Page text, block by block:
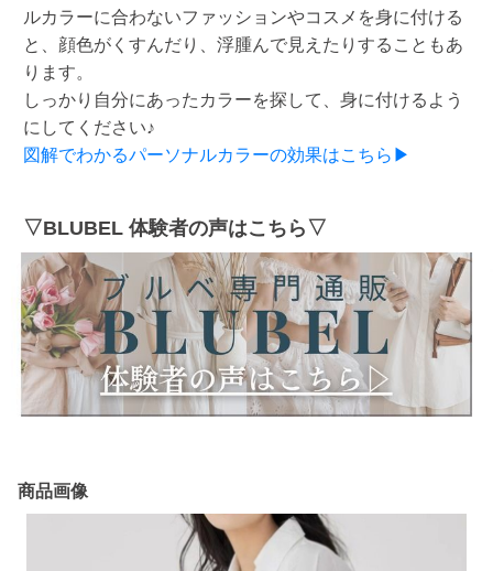
ルカラーに合わないファッションやコスメを身に付ける
と、顔色がくすんだり、浮腫んで見えたりすることもあ
ります。
しっかり自分にあったカラーを探して、身に付けるよう
にしてください♪
図解でわかるパーソナルカラーの効果はこちら▶
▽BLUBEL 体験者の声はこちら▽
商品画像